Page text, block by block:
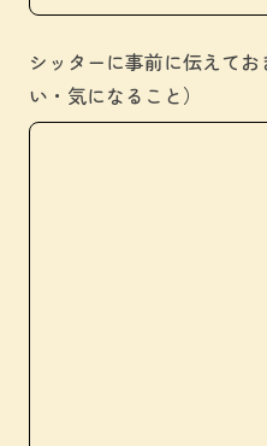
シッターに事前に伝えて
い・気になること）